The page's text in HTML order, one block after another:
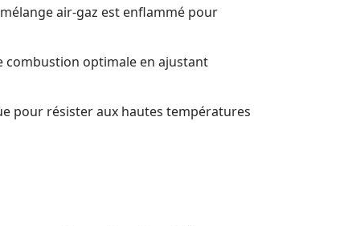
air-gaz est enflammé pour
combustion optimale en ajustant
pour résister aux hautes températures